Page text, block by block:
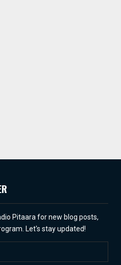
Pitaara for new blog posts,
Let's stay updated!